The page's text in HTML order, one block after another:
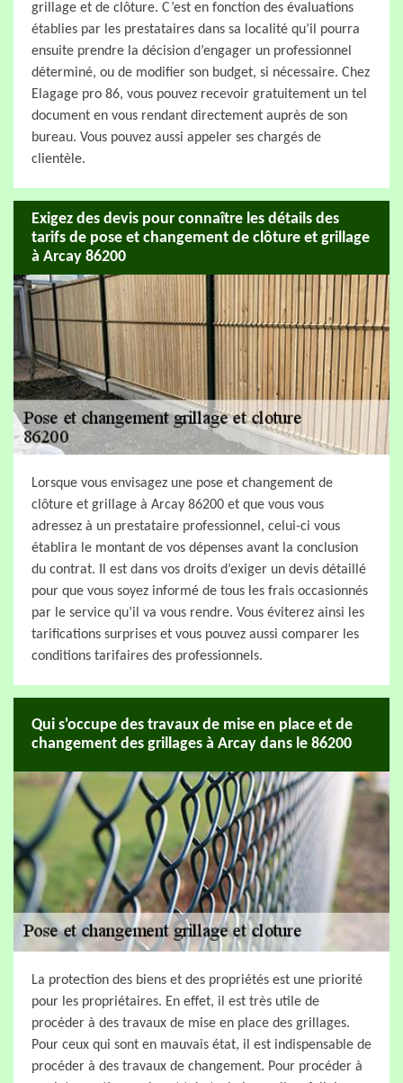
grillage et de clôture. C’est en fonction des évaluations
établies par les prestataires dans sa localité qu’il pourra
ensuite prendre la décision d’engager un professionnel
déterminé, ou de modifier son budget, si nécessaire. Chez
Elagage pro 86, vous pouvez recevoir gratuitement un tel
document en vous rendant directement auprès de son
bureau. Vous pouvez aussi appeler ses chargés de
clientèle.
Exigez des devis pour connaître les détails des
tarifs de pose et changement de clôture et grillage
à Arcay 86200
Lorsque vous envisagez une pose et changement de
clôture et grillage à Arcay 86200 et que vous vous
adressez à un prestataire professionnel, celui-ci vous
établira le montant de vos dépenses avant la conclusion
du contrat. Il est dans vos droits d’exiger un devis détaillé
pour que vous soyez informé de tous les frais occasionnés
par le service qu’il va vous rendre. Vous éviterez ainsi les
tarifications surprises et vous pouvez aussi comparer les
conditions tarifaires des professionnels.
Qui s'occupe des travaux de mise en place et de
changement des grillages à Arcay dans le 86200
La protection des biens et des propriétés est une priorité
pour les propriétaires. En effet, il est très utile de
procéder à des travaux de mise en place des grillages.
Pour ceux qui sont en mauvais état, il est indispensable de
procéder à des travaux de changement. Pour procéder à